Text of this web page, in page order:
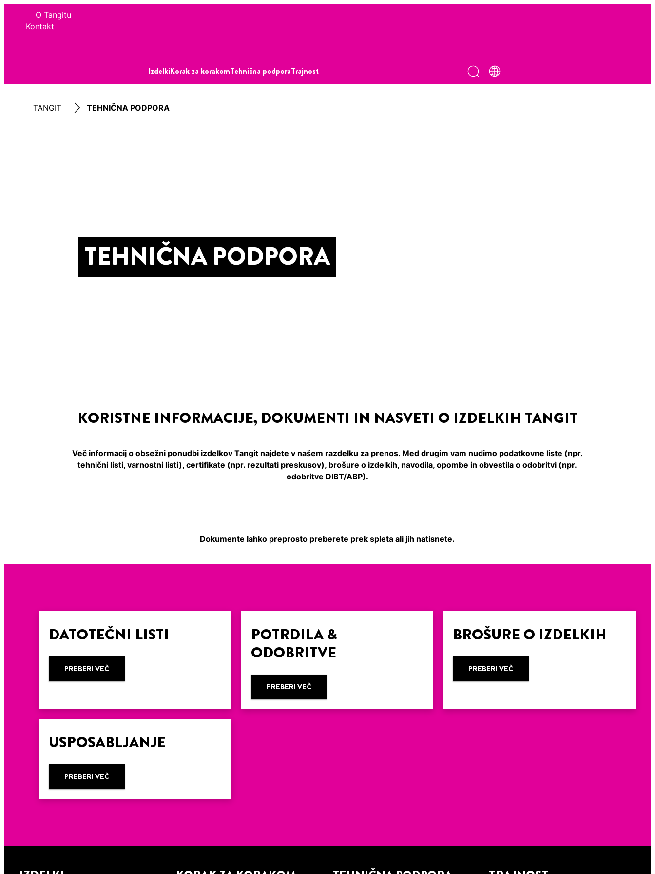
O Tangitu
Kontakt
IzdelkiKorak za korakomTehnična podporaTrajnost
TANGIT TEHNIČNA PODPORA
TEHNIČNA PODPORA
KORISTNE INFORMACIJE, DOKUMENTI IN NASVETI O IZDELKIH TANGIT
Več informacij o obsežni ponudbi izdelkov Tangit najdete v našem razdelku za prenos. Med drugim vam nudimo podatkovne liste (npr.
tehnični listi, varnostni listi), certifikate (npr. rezultati preskusov), brošure o izdelkih, navodila, opombe in obvestila o odobritvi (npr.
odobritve DIBT/ABP).
Dokumente lahko preprosto preberete prek spleta ali jih natisnete.
DATOTEČNI LISTI
PREBERI VEČ
POTRDILA &
ODOBRITVE
PREBERI VEČ
BROŠURE O IZDELKIH
PREBERI VEČ
USPOSABLJANJE
PREBERI VEČ